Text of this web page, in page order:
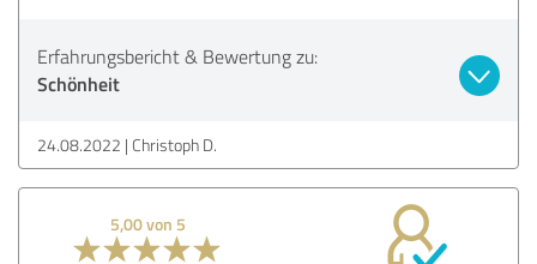
Erfahrungsbericht & Bewertung zu:
Schönheit
24.08.2022 Christoph D.
5,00 von 5